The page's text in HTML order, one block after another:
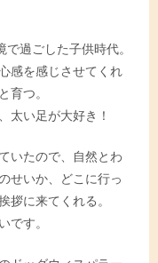
過ごした子供時代。
感を感じさせてくれ
育つ。
太い足が大好き！
いたので、自然とわ
せいか、どこに行っ
拶に来てくれる。
です。